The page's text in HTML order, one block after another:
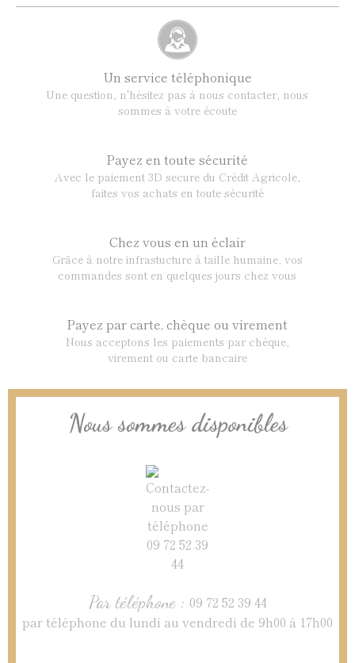
Un service téléphonique
Une question, n'hésitez pas à nous contacter, nous
sommes à votre écoute
Payez en toute sécurité
Avec le paiement 3D secure du Crédit Agricole,
faites vos achats en toute sécurité
Chez vous en un éclair
Grâce à notre infrastucture à taille humaine, vos
commandes sont en quelques jours chez vous
Payez par carte, chèque ou virement
Nous acceptons les paiements par chèque,
virement ou carte bancaire
Nous sommes disponibles
Par téléphone : 09 72 52 39 44
par téléphone du lundi au vendredi de 9h00 à 17h00